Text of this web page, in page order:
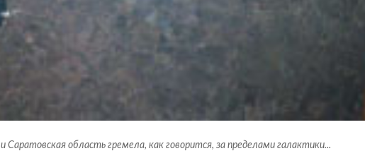
Саратовская область гремела, как говорится, за пределами галактики...